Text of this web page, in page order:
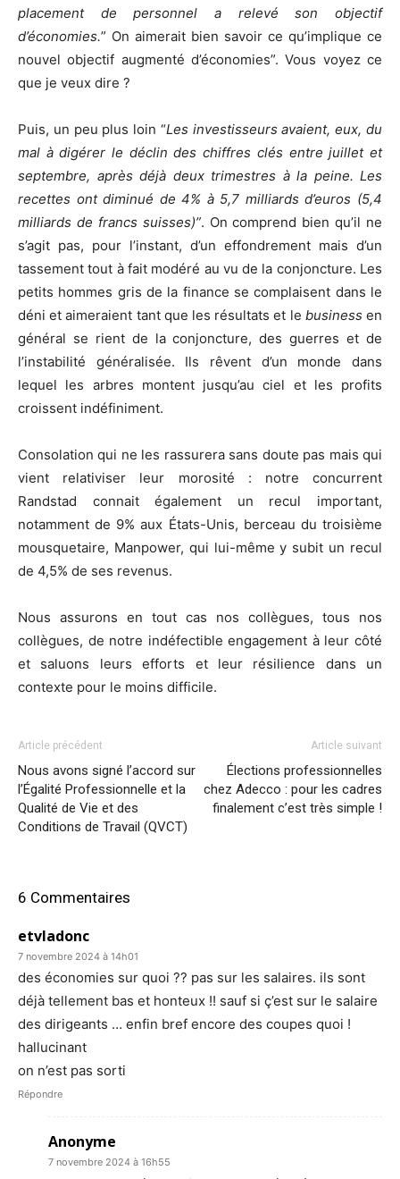
placement de personnel a relevé son objectif
d’économies.” On aimerait bien savoir ce qu’implique ce
nouvel objectif augmenté d’économies”. Vous voyez ce
que je veux dire ?
Puis, un peu plus loin “Les investisseurs avaient, eux, du
mal à digérer le déclin des chiffres clés entre juillet et
septembre, après déjà deux trimestres à la peine. Les
recettes ont diminué de 4% à 5,7 milliards d’euros (5,4
milliards de francs suisses)”. On comprend bien qu’il ne
s’agit pas, pour l’instant, d’un effondrement mais d’un
tassement tout à fait modéré au vu de la conjoncture. Les
petits hommes gris de la finance se complaisent dans le
déni et aimeraient tant que les résultats et le business en
général se rient de la conjoncture, des guerres et de
l’instabilité généralisée. Ils rêvent d’un monde dans
lequel les arbres montent jusqu’au ciel et les profits
croissent indéfiniment.
Consolation qui ne les rassurera sans doute pas mais qui
vient relativiser leur morosité : notre concurrent
Randstad connait également un recul important,
notamment de 9% aux États-Unis, berceau du troisième
mousquetaire, Manpower, qui lui-même y subit un recul
de 4,5% de ses revenus.
Nous assurons en tout cas nos collègues, tous nos
collègues, de notre indéfectible engagement à leur côté
et saluons leurs efforts et leur résilience dans un
contexte pour le moins difficile.
Article précédent
Nous avons signé l’accord sur
l’Égalité Professionnelle et la
Qualité de Vie et des
Conditions de Travail (QVCT)
Article suivant
Élections professionnelles
chez Adecco : pour les cadres
finalement c’est très simple !
6 Commentaires
etvladonc
7 novembre 2024 à 14h01
des économies sur quoi ?? pas sur les salaires. ils sont
déjà tellement bas et honteux !! sauf si ç’est sur le salaire
des dirigeants … enfin bref encore des coupes quoi !
hallucinant
on n’est pas sorti
Répondre
Anonyme
7 novembre 2024 à 16h55